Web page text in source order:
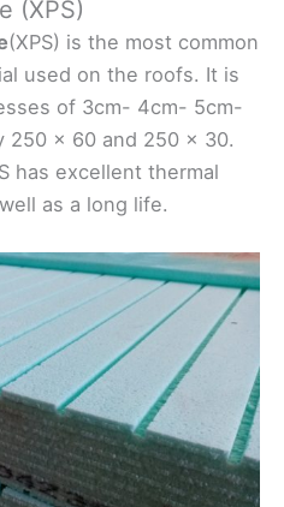
(XPS)
(XPS) is the most common
used on the roofs. It is
of 3cm- 4cm- 5cm-
250 x 60 and 250 x 30.
has excellent thermal
as a long life.